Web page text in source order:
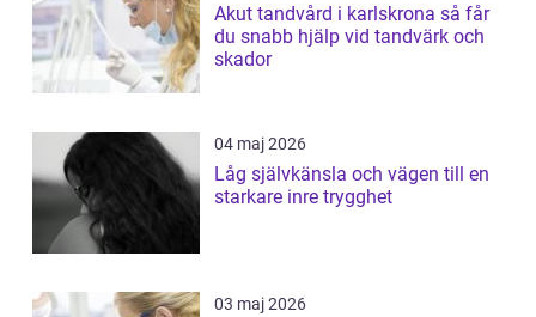
Akut tandvård i karlskrona så får
du snabb hjälp vid tandvärk och
skador
04 maj 2026
Låg självkänsla och vägen till en
starkare inre trygghet
03 maj 2026